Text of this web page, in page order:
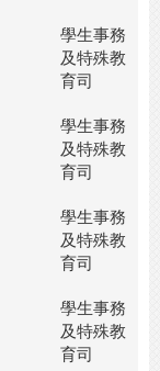
學生事務
及特殊教
育司
學生事務
及特殊教
育司
學生事務
及特殊教
育司
學生事務
及特殊教
育司